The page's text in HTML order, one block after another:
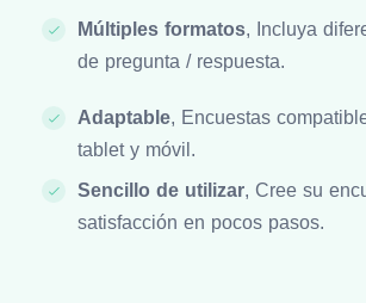
Múltiples formatos, Incluya
de pregunta / respuesta.
Adaptable, Encuestas
tablet y móvil.
Sencillo de utilizar, Cree su
satisfacción en pocos pasos.